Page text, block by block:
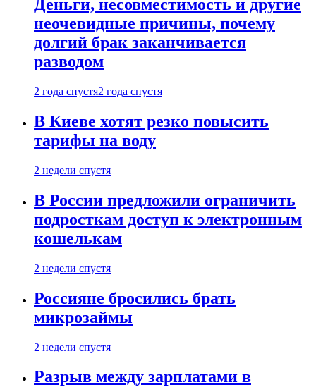
Деньги, несовместимость и другие
неочевидные причины, почему
долгий брак заканчивается
разводом
2 года спустя2 года спустя
В Киеве хотят резко повысить
тарифы на воду
2 недели спустя
В России предложили ограничить
подросткам доступ к электронным
кошелькам
2 недели спустя
Россияне бросились брать
микрозаймы
2 недели спустя
Разрыв между зарплатами в